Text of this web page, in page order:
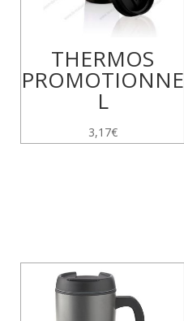
THERMOS
PROMOTIONNE
L
3,17€